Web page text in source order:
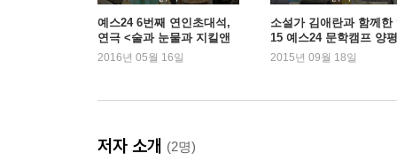
예스24 6번째 연인초대석,
연극 <술과 눈물과 지킬앤
하이드>
2016년 05월 16일
소설가 김애란과 함께한
15 예스24 문학캠프 양
스케치
2015년 09월 18일
저자 소개 (2명)